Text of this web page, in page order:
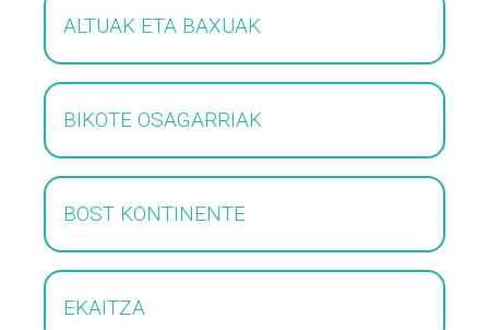
ALTUAK ETA BAXUAK
BIKOTE OSAGARRIAK
BOST KONTINENTE
EKAITZA